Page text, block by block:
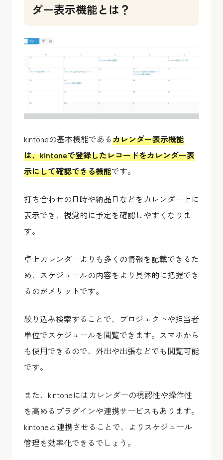
ダー表示機能とは？
kintoneの基本機能であるカレンダー表示機能
は、kintoneで登録したレコードをカレンダー表
示にして確認できる機能です。
打ち合わせの日時や納品日などをカレンダー上に
表示でき、視覚的に予定を確認しやすくなりま
す。
卓上カレンダーよりも多くの情報を記載できるた
め、スケジュールの内容をより具体的に把握でき
るのがメリットです。
絞り込み検索することで、プロジェクトや担当者
単位でスケジュールを閲覧できます。スマホから
も使用できるので、外出や出張などでも閲覧可能
です。
また、kintoneにはカレンダーの視認性や操作性
を高めるプラグインや連携サービスもあります。
kintoneと連携させることで、よりスケジュール
管理を効率化できるでしょう。